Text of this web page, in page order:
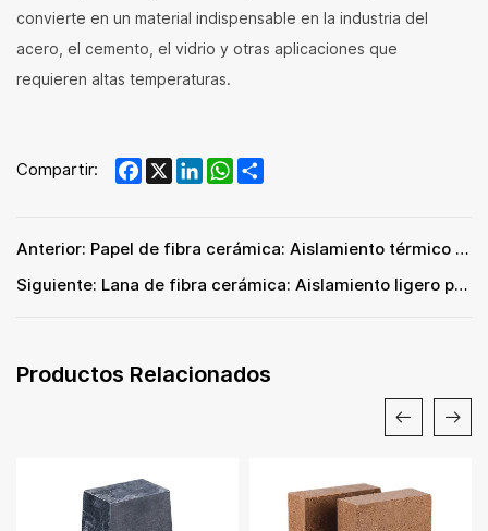
convierte en un material indispensable en la industria del
acero, el cemento, el vidrio y otras aplicaciones que
requieren altas temperaturas.
Compartir: Facebook
X LinkedInWhatsApp
Anterior: Papel de fibra cerámica: Aislamiento térmico de alto rendimiento para aplicaciones industriales
Siguiente: Lana de fibra cerámica: Aislamiento ligero para aplicaciones de alta temperatura
Productos Relacionados